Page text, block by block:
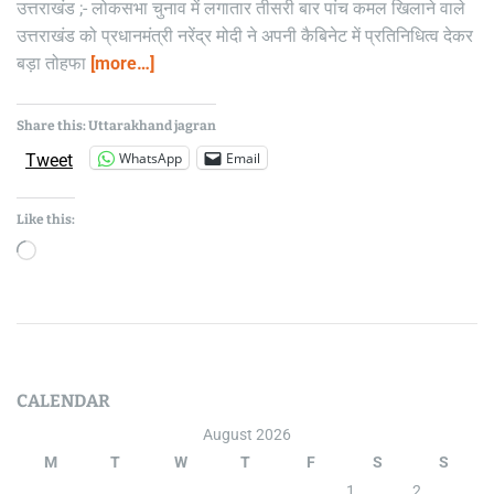
m
e
n
r
a
k
h
d
J
n
उत्तराखंड ;- लोकसभा चुनाव में लगातार तीसरी बार पांच कमल खिलाने वाले
उत्तराखंड को प्रधानमंत्री नरेंद्र मोदी ने अपनी कैबिनेट में प्रतिनिधित्व देकर
बड़ा तोहफा [more…]
Share this: Uttarakhand jagran
Tweet WhatsApp Email
Like this:
e
CALENDAR
August 2026
M
T W T F S
S